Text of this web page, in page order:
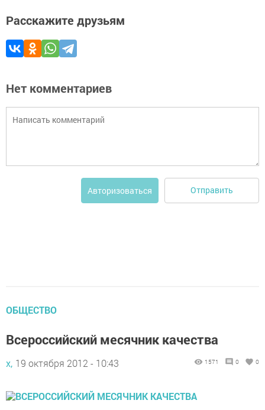
Расскажите друзьям
Нет комментариев
Авторизоваться Отправить
ОБЩЕСТВО
Всероссийский месячник качества
х, 19 октября 2012 - 10:43 1571 0 0